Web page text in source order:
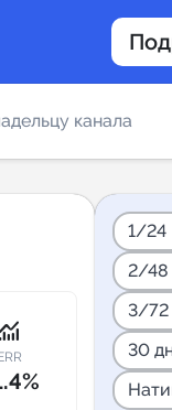
канала
1/24
2/48
3/72
30